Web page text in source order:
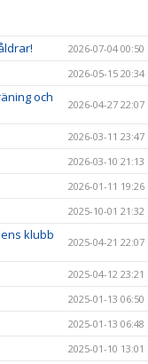
2026-07-04 00:50
2026-05-15 20:34
och
2026-04-27 22:07
2026-03-11 23:47
2026-03-10 21:13
2026-01-11 19:26
2025-10-01 21:32
klubb
2025-04-21 22:07
2025-04-12 23:21
2025-01-13 06:50
2025-01-13 06:48
2025-01-10 13:01